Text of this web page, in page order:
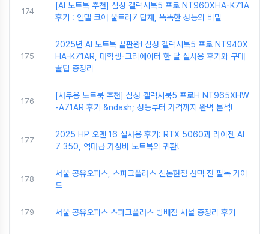
174
[AI 노트북 추천] 삼성 갤럭시북5 프로 NT960XHA-K71A
후기 : 인텔 코어 울트라7 탑재, 똑똑한 성능의 비밀
175
2025년 AI 노트북 끝판왕! 삼성 갤럭시북5 프로 NT940X
HA-K71AR, 대학생-크리에이터 한 달 실사용 후기와 구매
꿀팁 총정리
176
[사무용 노트북 추천] 삼성 갤럭시북5 프로H NT965XHW
-A71AR 후기 &ndash; 성능부터 가격까지 완벽 분석!
177
2025 HP 오멘 16 실사용 후기: RTX 5060과 라이젠 AI
7 350, 역대급 가성비 노트북의 귀환!
178
서울 공유오피스, 스파크플러스 신논현점 선택 전 필독 가이
드
179 서울 공유오피스 스파크플러스 방배점 시설 총정리 후기